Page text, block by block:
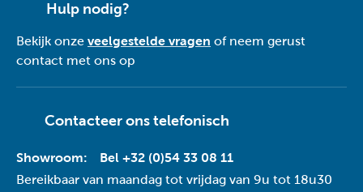
Hulp nodig?
Bekijk onze veelgestelde vragen of neem gerust
contact met ons op
Contacteer ons telefonisch
Showroom:
Bel +32 (0)54 33 08 11
Bereikbaar van maandag tot vrijdag van 9u tot 18u30